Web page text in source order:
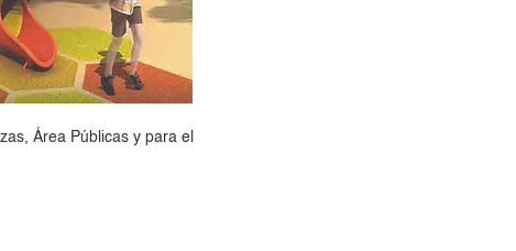
Área Públicas y para el